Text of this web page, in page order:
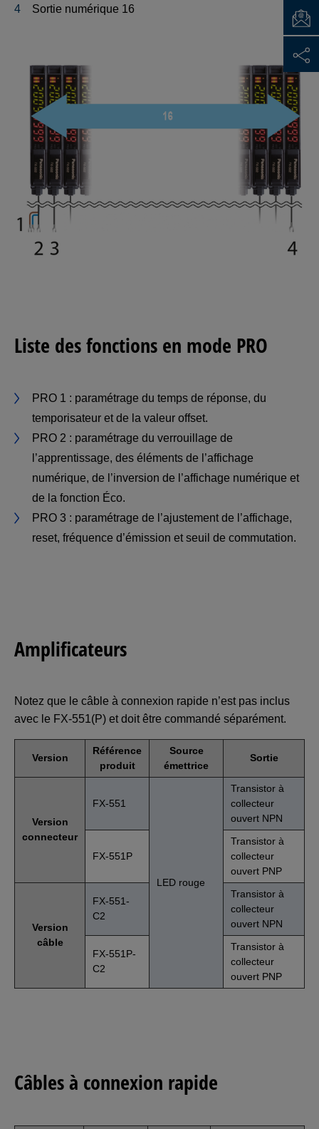
Sortie numérique 16
Liste des fonctions en mode PRO
PRO 1 : paramétrage du temps de réponse, du
temporisateur et de la valeur offset.
PRO 2 : paramétrage du verrouillage de
l’apprentissage, des éléments de l’affichage
numérique, de l’inversion de l’affichage numérique et
de la fonction Éco.
PRO 3 : paramétrage de l’ajustement de l’affichage,
reset, fréquence d’émission et seuil de commutation.
Amplificateurs
Notez que le câble à connexion rapide n’est pas inclus
avec le FX-551(P) et doit être commandé séparément.
Version
Référence
produit
Source
émettrice
Sortie
Version
connecteur
FX-551
LED rouge
Transistor à
collecteur
ouvert NPN
FX-551P
Transistor à
collecteur
ouvert PNP
Version
câble
FX-551-
C2
Transistor à
collecteur
ouvert NPN
FX-551P-
C2
Transistor à
collecteur
ouvert PNP
Câbles à connexion rapide